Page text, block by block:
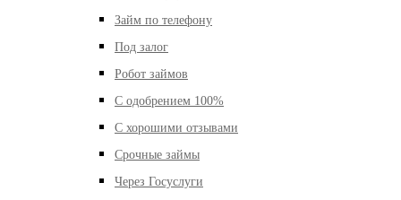
Займ по телефону
Под залог
Робот займов
С одобрением 100%
С хорошими отзывами
Срочные займы
Через Госуслуги